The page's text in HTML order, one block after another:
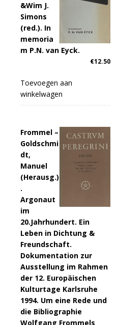
&Wim J.
Simons
(red.). In
memoria
m P.N. van Eyck.
€12.50
Toevoegen aan
winkelwagen
Frommel –
Goldschmi
dt,
Manuel
(Herausg.)
.
Argonaut
im
20.Jahrhundert. Ein
Leben in Dichtung &
Freundschaft.
Dokumentation zur
Ausstellung im Rahmen
der 12. Europäischen
Kulturtage Karlsruhe
1994. Um eine Rede und
die Bibliographie
Wolfgang Frommels